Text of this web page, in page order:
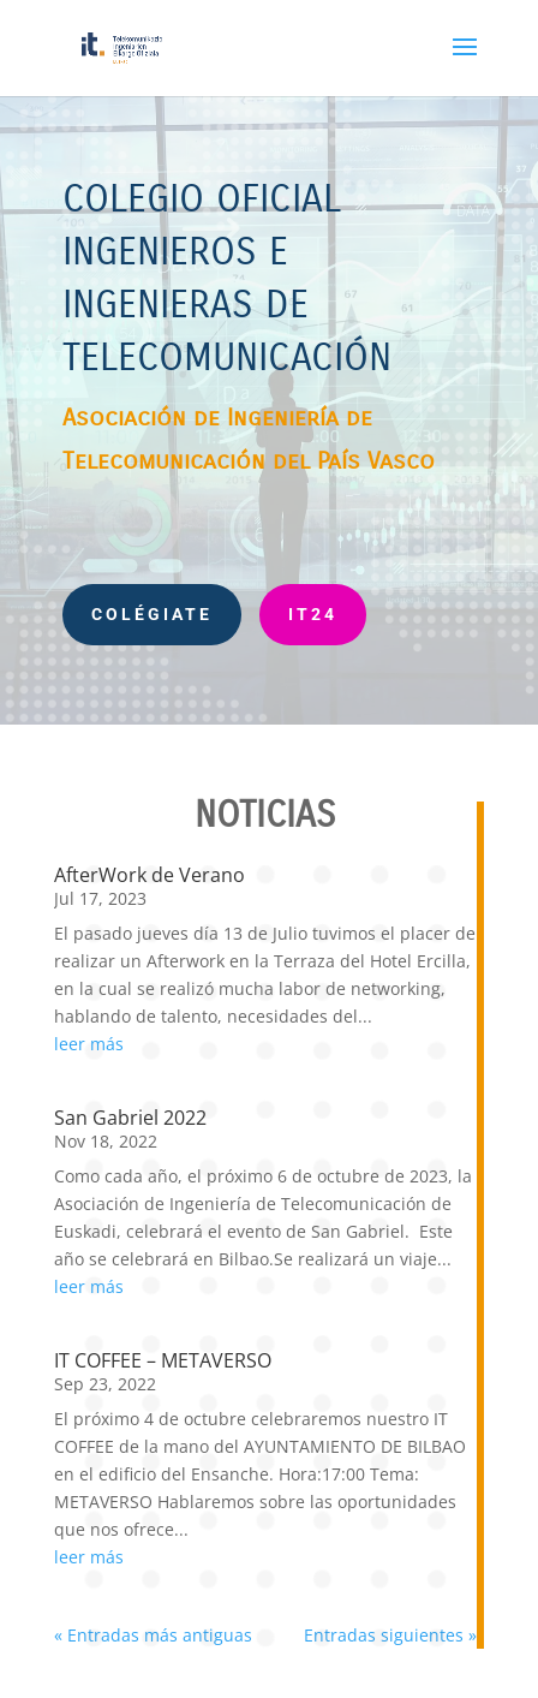
Reproductor
de
COLEGIO OFICIAL
INGENIEROS E
INGENIERAS DE
TELECOMUNICACIÓN
Asociación de Ingeniería de
Telecomunicación del País Vasco
COLÉGIATE IT24
NOTICIAS
AfterWork de Verano
Jul 17, 2023
El pasado jueves día 13 de Julio tuvimos el placer de
realizar un Afterwork en la Terraza del Hotel Ercilla,
en la cual se realizó mucha labor de networking,
hablando de talento, necesidades del...
leer más
San Gabriel 2022
Nov 18, 2022
Como cada año, el próximo 6 de octubre de 2023, la
Asociación de Ingeniería de Telecomunicación de
Euskadi, celebrará el evento de San Gabriel. Este
año se celebrará en Bilbao.Se realizará un viaje...
leer más
IT COFFEE – METAVERSO
Sep 23, 2022
El próximo 4 de octubre celebraremos nuestro IT
COFFEE de la mano del AYUNTAMIENTO DE BILBAO
en el edificio del Ensanche. Hora:17:00 Tema:
METAVERSO Hablaremos sobre las oportunidades
que nos ofrece...
leer más
« Entradas más antiguas Entradas siguientes »